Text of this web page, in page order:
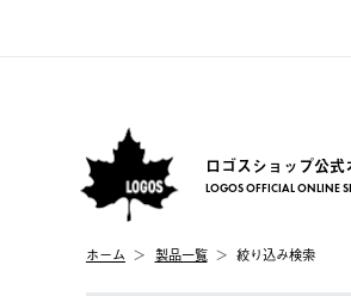
ロゴスショップ公
LOGOS OFFICIAL ONLINE
ホーム 製品一覧 絞り込み検索